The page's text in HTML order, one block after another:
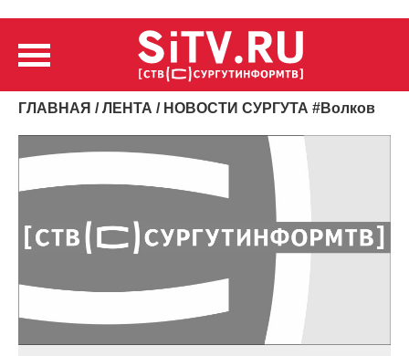
ГЛАВНАЯ /ЛЕНТА / НОВОСТИ СУРГУТА #Волков